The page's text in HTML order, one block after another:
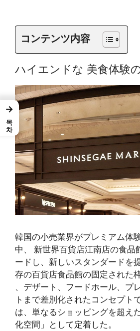
コンテンツ内容
ハイエンドな 美食体験
韓国の小売業界がプレミアム体
中、 新世界百貨店江南店の食品
ードし、新しいスタンダードを
存の百貨店食品館の固定された
、デザート、フードホール、プ
トまで差別化されたコンセプト
は、単なるショッピングを超え
化空間」として定着した。
→
목차